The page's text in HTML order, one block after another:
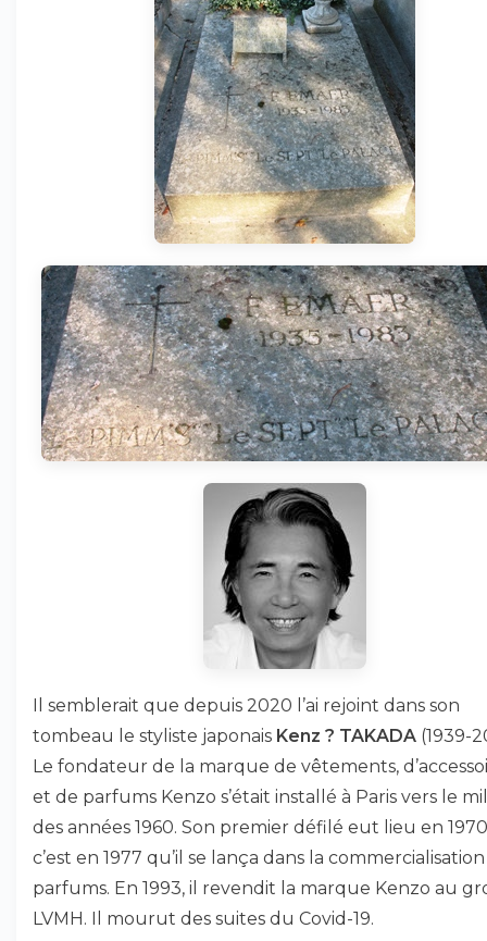
Il semblerait que depuis 2020 l’ai rejoint dans son
tombeau le styliste japonais Kenz ? TAKADA (1939-
Le fondateur de la marque de vêtements,
et de parfums Kenzo s’était installé à Paris vers le
des années 1960. Son premier défilé eut lieu en
c’est en 1977 qu’il se lança dans la
parfums. En 1993, il revendit la marque Kenzo au
LVMH. Il mourut des suites du Covid-19.